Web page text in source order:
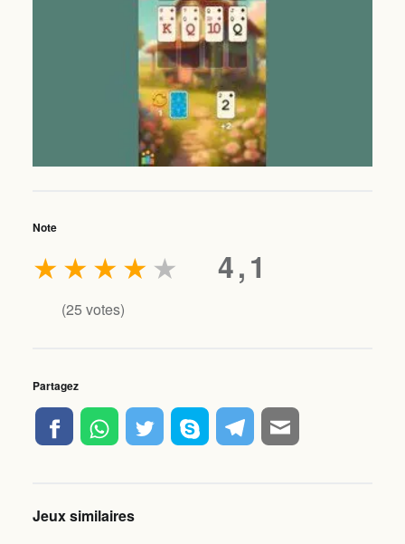
Note
4,1
★
★
★
★
★
(25 votes)
Partagez
Jeux similaires